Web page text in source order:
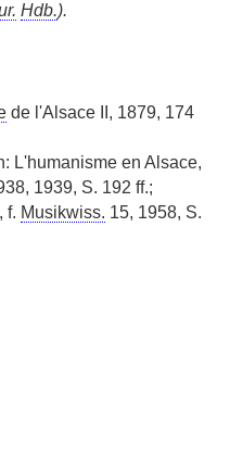
Hdb.).
de l'Alsace II, 1879, 174
L'humanisme en Alsace,
1939, S. 192 ff.;
f. Musikwiss. 15, 1958, S.